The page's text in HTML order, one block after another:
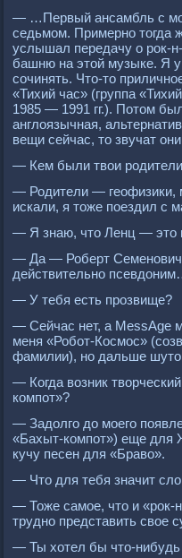
— …Первый ансамбль с
седьмом. Примерно тогда
услышал передачу о рок-
башню на этой музыке. Я
сочинять. Что-то
«Тихий час» (группа
1985 — 1991 гг.). Потом
англоязычная,
вещи сейчас, то звучат
— Кем были твои
— Родители — геофизики,
искали, я тоже поездил с
— Я знаю, что Ленц — это
— Да — Роберт Семенович
действительно
— У тебя есть прозвище?
— Сейчас нет, а MessAge
меня «Робот-Космос»
фамилии), но дальше
— Когда возник
компот»?
— Задолго до моего
«Бахыт-компот») еще для
кучу песен для «Браво».
— Что для тебя значит
— Тоже самое, что и «рок-
трудно представить свое
— Ты хотел бы что-нибудь